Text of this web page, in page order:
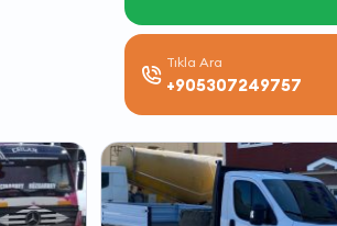
Tıkla Ara
+905307249757